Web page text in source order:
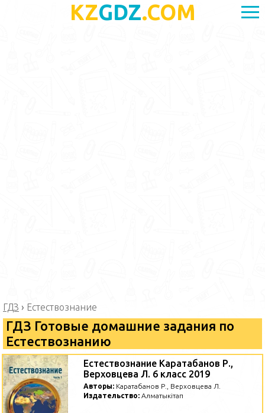
KZGDZ.COM
ГДЗ › Естествознание
ГДЗ Готовые домашние задания по
Естествознанию
Естествознание Каратабанов Р.,
Верховцева Л. 6 класс 2019
Авторы: Каратабанов Р., Верховцева Л.
Издательство: Алматыкiтап